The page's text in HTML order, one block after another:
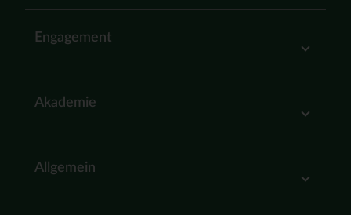
Engagement
Akademie
Allgemein